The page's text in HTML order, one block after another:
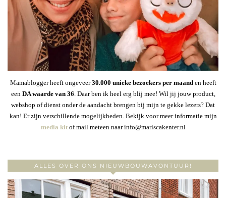
Mamablogger heeft ongeveer30.000 unieke bezoekers per maanden heeft
een DA waarde van 36 . Daar ben ik heel erg blij mee! Wil jij jouw product,
webshop of dienst onder de aandacht brengen bij mijn te gekke lezers? Dat
kan! Er zijn verschillende mogelijkheden. Bekijk voor meer informatie mijn
media kitof mail meteen naar info@mariscakenter.nl
ALLES OVER ONS NIEUWBOUWAVONTUUR!